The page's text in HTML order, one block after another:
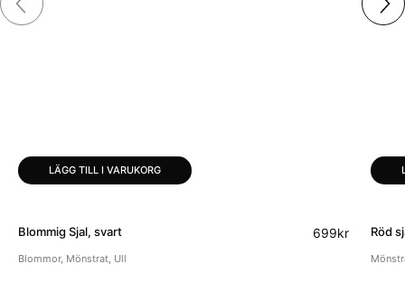
LÄGG TILL I VARUKORG
Blommig Sjal, svart 699kr
Blommor, Mönstrat Ull
Röd